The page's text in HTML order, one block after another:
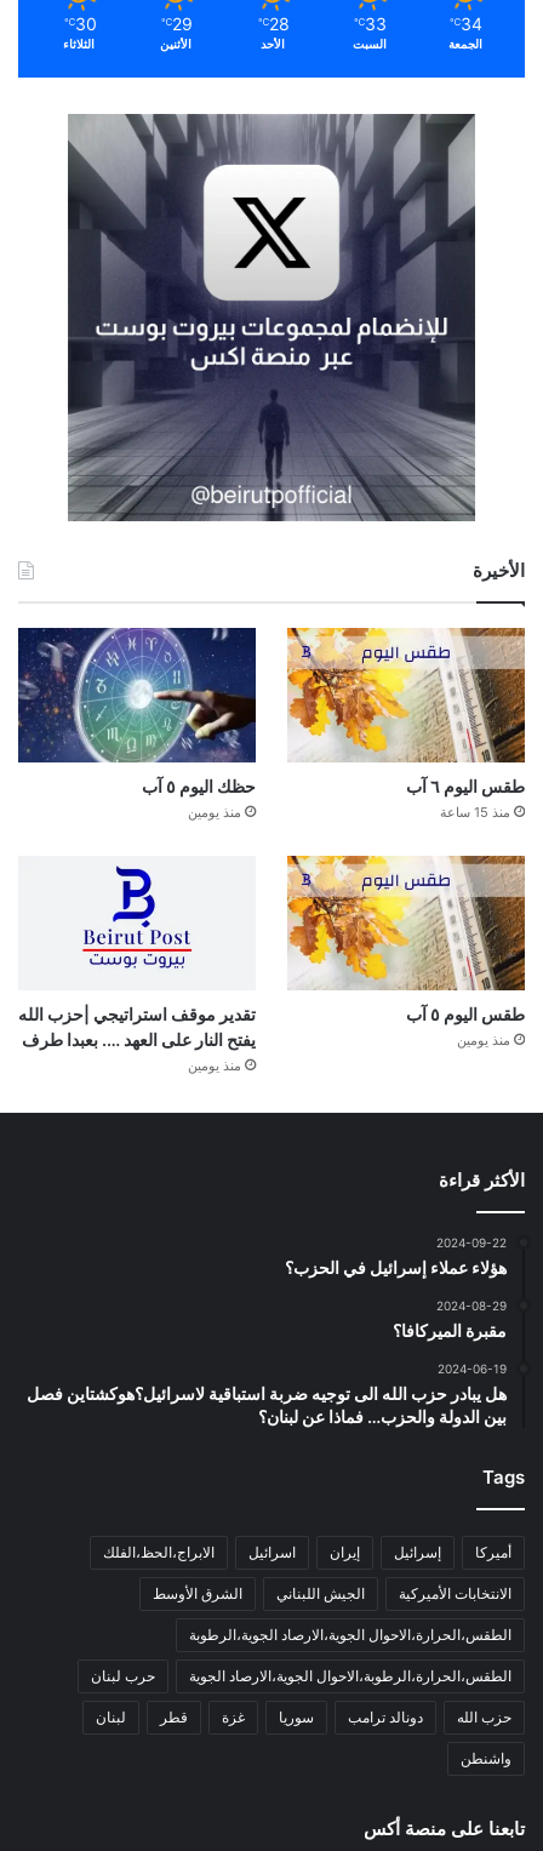
34
℃
الجمعة
33
℃
السبت
28
℃
الأحد
29
℃
الأثنين
30
℃
الثلاثاء
الأخيرة
طقس اليوم ٦ آب
منذ 15 ساعة
حظك اليوم ٥ آب
منذ يومين
طقس اليوم ٥ آب
منذ يومين
تقدير موقف استراتيجي |حزب الله
يفتح النار على العهد …. بعبدا طرف
منذ يومين
الأكثر قراءة
2024-09-22
هؤلاء عملاء إسرائيل في الحزب؟
2024-08-29
مقبرة الميركافا؟
2024-06-19
هل يبادر حزب الله الى توجيه ضربة استباقية لاسرائيل؟هوكشتاين فصل
بين الدولة والحزب… فماذا عن لبنان؟
Tags
أميركا إسرائيل إيران اسرائيل الابراج،الحظ،الفلك
الانتخابات الأميركية الجيش اللبناني الشرق الأوسط
الطقس،الحرارة،الاحوال الجوية،الارصاد الجوية،الرطوبة
الطقس،الحرارة،الرطوبة،الاحوال الجوية،الارصاد الجوية حرب لبنان
حزب الله دونالد ترامب سوريا غزة قطر لبنان
واشنطن
تابعنا على منصة أكس